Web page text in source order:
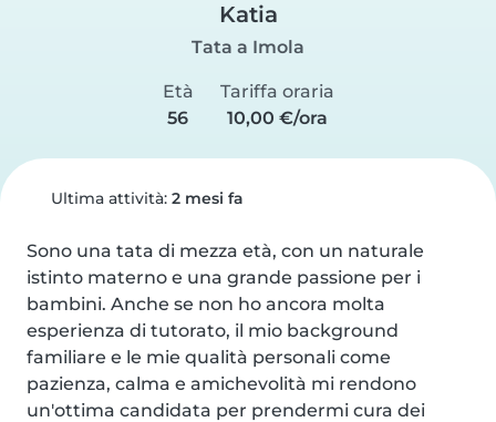
Katia
Tata a Imola
Età
56
Tariffa oraria
10,00 €/ora
Ultima attività: 2 mesi fa
Sono una tata di mezza età, con un naturale
istinto materno e una grande passione per i
bambini. Anche se non ho ancora molta
esperienza di tutorato, il mio background
familiare e le mie qualità personali come
pazienza, calma e amichevolità mi rendono
un'ottima candidata per prendermi cura dei